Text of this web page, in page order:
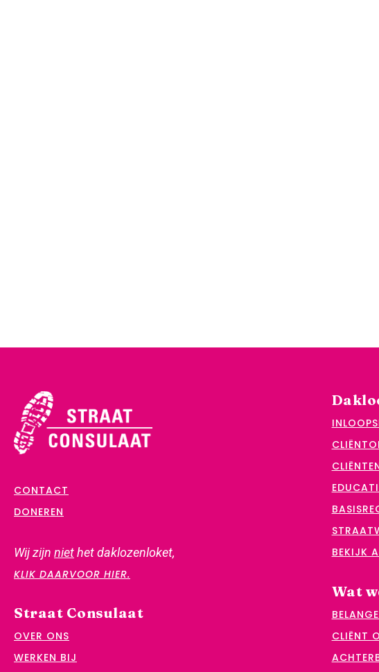
CONTACT
DONEREN
Wij zijn niethet daklozenloket,
KLIK DAARVOOR HIER.
Straat Consulaat
OVER ONS
WERKEN BIJ
BEKIJK
Wat
CLIËNT